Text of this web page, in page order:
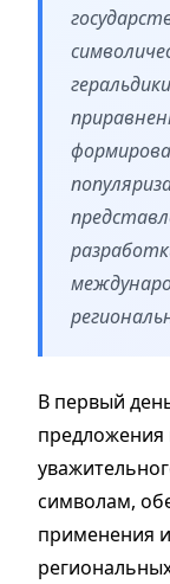
В первый
предложения
символам,
применения